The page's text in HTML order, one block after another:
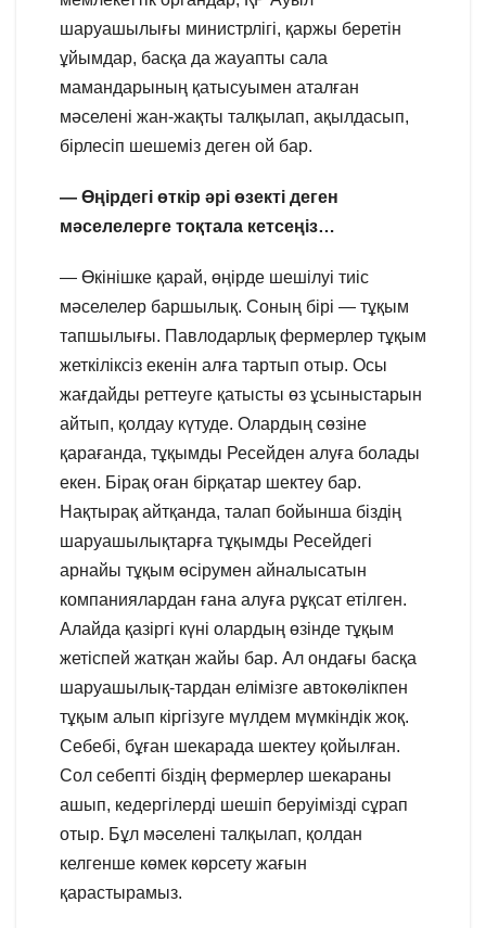
шаруашылығы министрлігі, қаржы беретін
ұйымдар, басқа да жауапты сала
мамандарының қатысуымен аталған
мәселені жан-жақты талқылап, ақылдасып,
бірлесіп шешеміз деген ой бар.
— Өңірдегі өткір әрі өзекті деген
мәселелерге тоқтала кетсеңіз…
— Өкінішке қарай, өңірде шешілуі тиіс
мәселелер баршылық. Соның бірі — тұқым
тапшылығы. Павлодарлық фермерлер тұқым
жеткіліксіз екенін алға тартып отыр. Осы
жағдайды реттеуге қатысты өз ұсыныстарын
айтып, қолдау күтуде. Олардың сөзіне
қарағанда, тұқымды Ресейден алуға болады
екен. Бірақ оған бірқатар шектеу бар.
Нақтырақ айтқанда, талап бойынша біздің
шаруашылықтарға тұқымды Ресейдегі
арнайы тұқым өсірумен айналысатын
компаниялардан ғана алуға рұқсат етілген.
Алайда қазіргі күні олардың өзінде тұқым
жетіспей жатқан жайы бар. Ал ондағы басқа
шаруашылық-тардан елімізге автокөлікпен
тұқым алып кіргізуге мүлдем мүмкіндік жоқ.
Себебі, бұған шекарада шектеу қойылған.
Сол себепті біздің фермерлер шекараны
ашып, кедергілерді шешіп беруімізді сұрап
отыр. Бұл мәселені талқылап, қолдан
келгенше көмек көрсету жағын
қарастырамыз.